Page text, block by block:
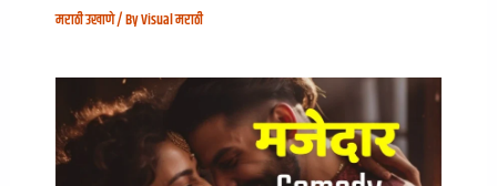
मराठी उखाणे/ ByVisual मराठी